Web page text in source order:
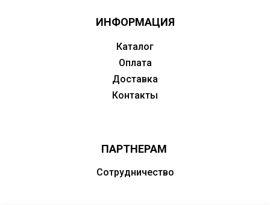
ИНФОРМАЦИЯ
Каталог
Оплата
Доставка
Контакты
ПАРТНЕРАМ
Сотрудничество